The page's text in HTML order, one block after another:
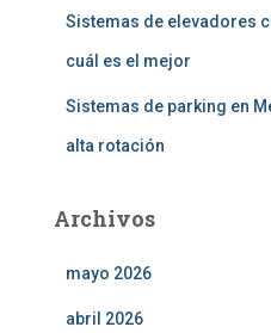
Sistemas de elevadores
cuál es el mejor
Sistemas de parking en
alta rotación
Archivos
mayo 2026
abril 2026